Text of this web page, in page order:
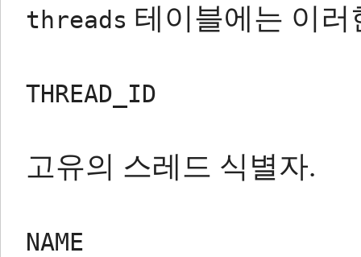
threads 테이블에는 이
THREAD_ID
고유의 스레드 식별자.
NAME